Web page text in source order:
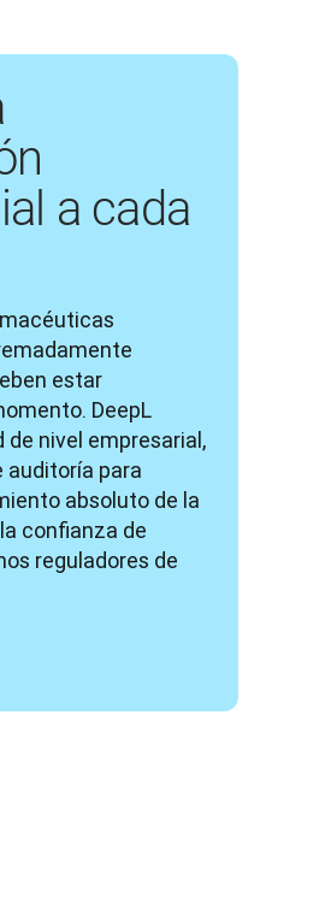
a cada
estar
DeepL
nivel empresarial,
auditoría para
absoluto de la
confianza de
reguladores de